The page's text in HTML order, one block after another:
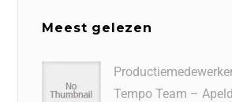
Meest gelezen
Tempo Team –